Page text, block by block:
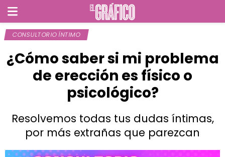
CONSULTORIO ÍNTIMO
¿Cómo saber si mi problema
de erección es físico o
psicológico?
Resolvemos todas tus dudas íntimas,
por más extrañas que parezcan